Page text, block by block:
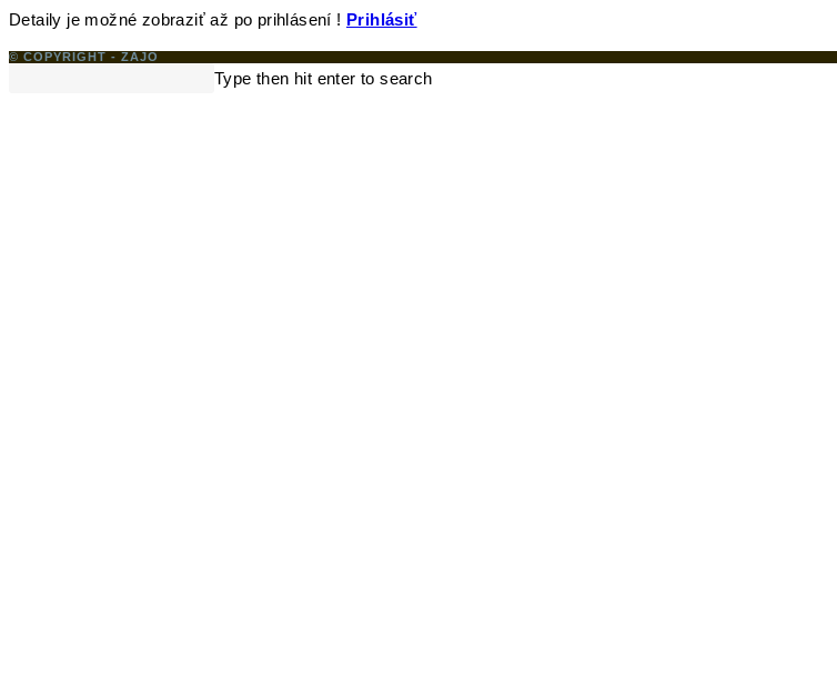
Detaily je možné zobraziť až po prihlásení ! Prihlásiť
© COPYRIGHT - ZAJO
Type then hit enter to search